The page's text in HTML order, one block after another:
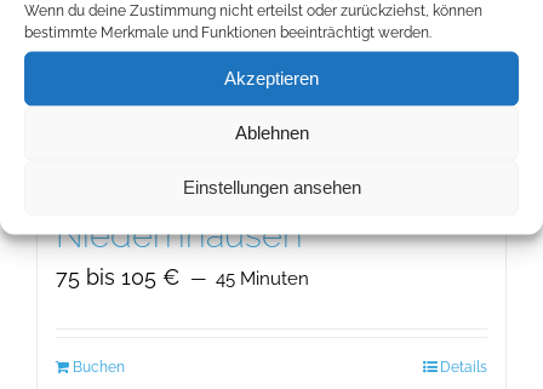
Wenn du deine Zustimmung nicht erteilst oder zurückziehst, können
bestimmte Merkmale und Funktionen beeinträchtigt werden.
Akzeptieren
Ablehnen
Einstellungen ansehen
Privatunterricht im
Waldschwimmbad
Niedernhausen
75 bis 105 € 45 Minuten
Buchen Details